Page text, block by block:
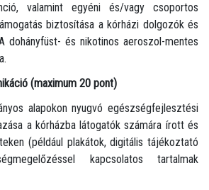
valamint egyéni és/vagy csoportos
biztosítása a kórházi dolgozók és
dohányfüst- és nikotinos aeroszol-mentes
(maximum 20 pont)
alapokon nyugvó egészségfejlesztési
a kórházba látogatók számára írott és
(például plakátok, digitális tájékoztató
kapcsolatos tartalmak